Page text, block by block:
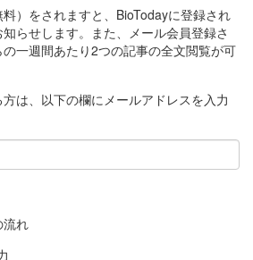
）をされますと、BioTodayに登録され
らせします。また、メール会員登録さ
一週間あたり2つの記事の全文閲覧が可
は、以下の欄にメールアドレスを入力
れ